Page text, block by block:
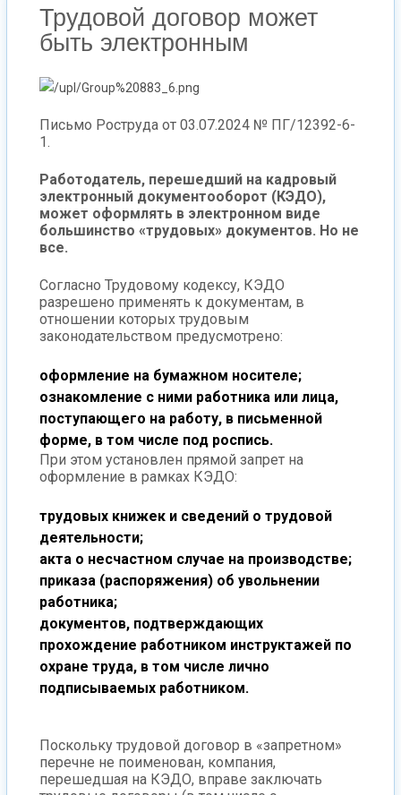
Трудовой договор может
быть электронным
Письмо Роструда от 03.07.2024 № ПГ/12392-6-
1.
Работодатель, перешедший на кадровый
электронный документооборот (КЭДО),
может оформлять в электронном виде
большинство «трудовых» документов. Но не
все.
Согласно Трудовому кодексу, КЭДО
разрешено применять к документам, в
отношении которых трудовым
законодательством предусмотрено:
оформление на бумажном носителе;
ознакомление с ними работника или лица,
поступающего на работу, в письменной
форме, в том числе под роспись.
При этом установлен прямой запрет на
оформление в рамках КЭДО:
трудовых книжек и сведений о трудовой
деятельности;
акта о несчастном случае на производстве;
приказа (распоряжения) об увольнении
работника;
документов, подтверждающих
прохождение работником инструктажей по
охране труда, в том числе лично
подписываемых работником.
Поскольку трудовой договор в «запретном»
перечне не поименован, компания,
перешедшая на КЭДО, вправе заключать